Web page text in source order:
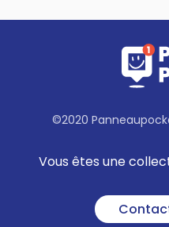
©2020
Vous êtes une